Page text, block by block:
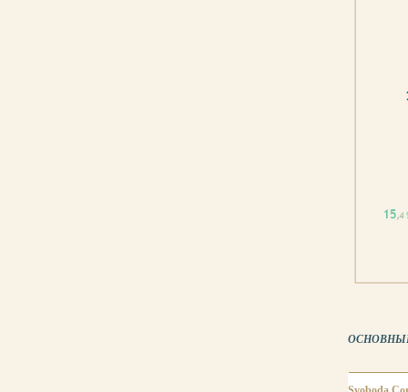
ОСНОВНЫЕ